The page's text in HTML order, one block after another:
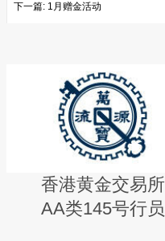
下一篇: 1月赠金活动
香港黄金交易所
AA类145号行员